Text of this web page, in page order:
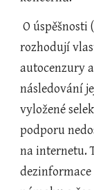
O úspěšnosti (sledovanosti) díla (informace)
rozhodují
autocenzury
následování
vyložené
podporu
na internetu.